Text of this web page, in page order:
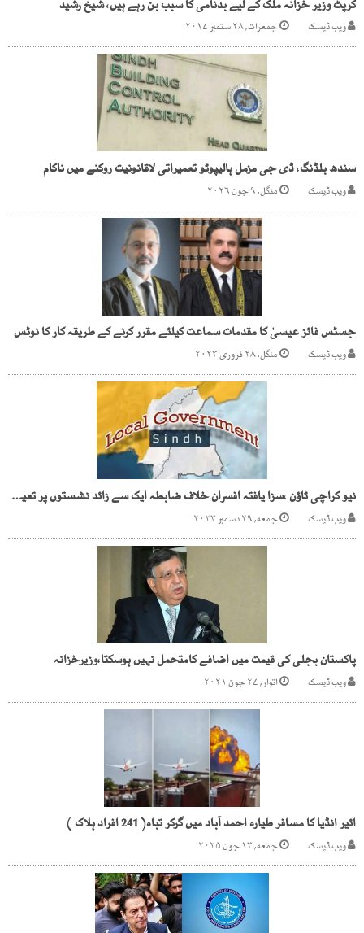
کرپٹ وزیر خزانہ ملک کے لیے بدنامی کا سبب بن رہے ہیں، شیخ رشید
ویب ڈیسک جمعرات, ۲۸ ستمبر ۲۰۱۷
سندھ بلڈنگ، ڈی جی مزمل ہالیپوٹو تعمیراتی لاقانونیت روکنے میں ناکام
ویب ڈیسک منگل, ۹ جون ۲۰۲۶
جسٹس فائز عیسیٰ کا مقدمات سماعت کیلئے مقرر کرنے کے طریقہ کار کا نوٹس
ویب ڈیسک منگل, ۲۸ فروری ۲۰۲۳
نیو کراچی ٹاؤن ،سزا یافتہ افسران خلاف ضابطہ ایک سے زائد نشستوں پر تعینات
ویب ڈیسک جمعه, ۲۹ دسمبر ۲۰۲۳
پاکستان بجلی کی قیمت میں اضافے کامتحمل نہیں ہوسکتا،وزیرخزانہ
ویب ڈیسک اتوار, ۲۷ جون ۲۰۲۱
ائیر انڈیا کا مسافر طیارہ احمد آباد میں گرکر تباہ( 241 افراد ہلاک )
ویب ڈیسک جمعه, ۱۳ جون ۲۰۲۵